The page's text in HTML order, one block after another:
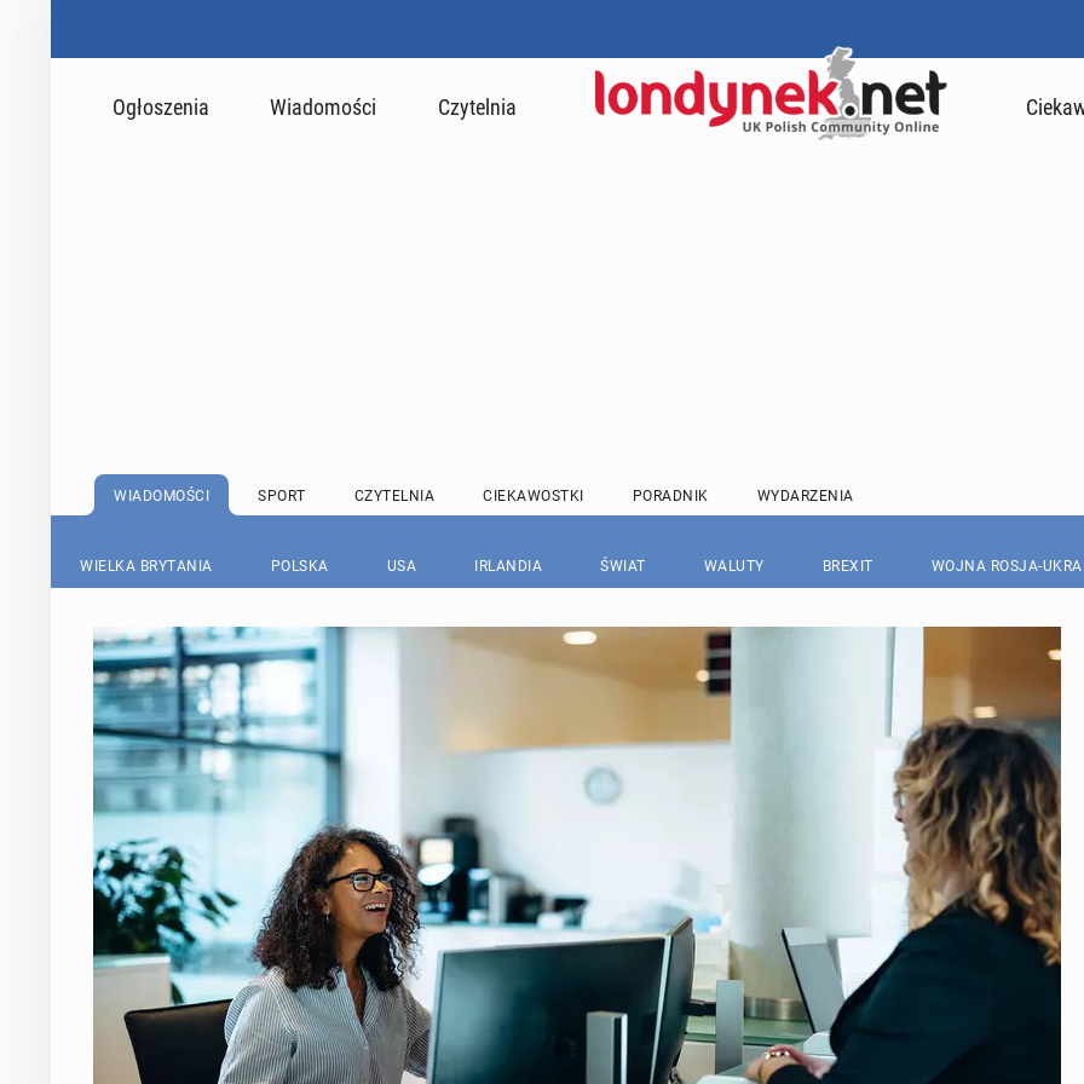
Ogłoszenia Wiadomości Czytelnia
WIADOMOŚCI SPORT CZYTELNIA CIEKAWOSTKI PORADNIK WYDARZENIA
WIELKA BRYTANIA POLSKA USA IRLANDIA ŚWIAT WALUTY BREXIT WOJNA ROSJA-